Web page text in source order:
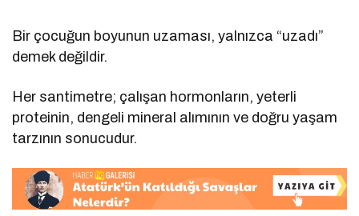
Bir çocuğun boyunun uzaması, yalnızca “uzadı”
demek değildir.
Her santimetre; çalışan hormonların, yeterli
proteinin, dengeli mineral alımının ve doğru yaşam
tarzının sonucudur.